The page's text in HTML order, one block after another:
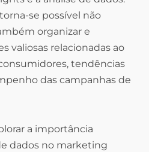
se possível não
organizar e
valiosas relacionadas ao
tendências
das campanhas de
a importância
dados no marketing